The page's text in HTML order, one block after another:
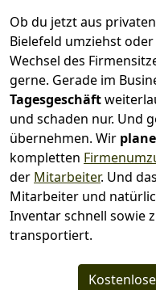
Ob du jetzt aus
Bielefeld umziehst
Wechsel des
gerne. Gerade im
Tagesgeschäft
und schaden nur. Und
übernehmen. Wir
kompletten
der Mitarbeiter. Und
Mitarbeiter und
Inventar schnell sowie
transportiert.